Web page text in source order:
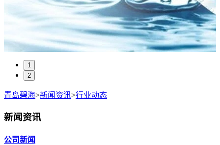
1
2
青岛碧海>新闻资讯>行业动态
新闻资讯
公司新闻